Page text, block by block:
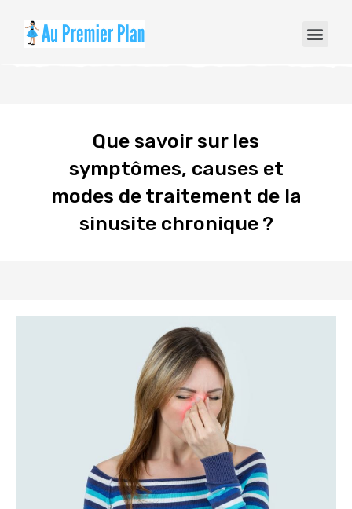
Que savoir sur les
symptômes, causes et
modes de traitement de la
sinusite chronique ?